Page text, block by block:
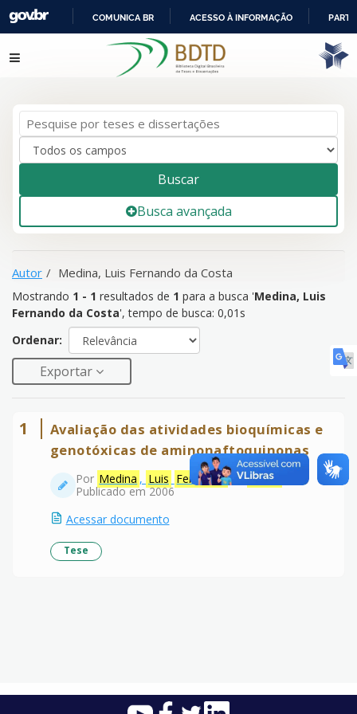
IR
PARA
COMUNICA BR ACESSO À INFORMAÇÃO
resultados de 1para a busca '
Medina, Luis
Fernando da Costa
Pular para o conteúdo
Buscar
Busca avançada
Autor Medina, Luis Fernando da Costa
Mostrando 1 - 1 resultados de 1 para a busca 'Medina, Luis
Fernando da Costa', tempo de busca: 0,01s
Ordenar:
Exportar
1
Avaliação das atividades bioquímicas e
genotóxicas de aminonaftoquinonas
Por Medina , Luis FernandodaCosta
Publicado em 2006
Acessar documento
Tese